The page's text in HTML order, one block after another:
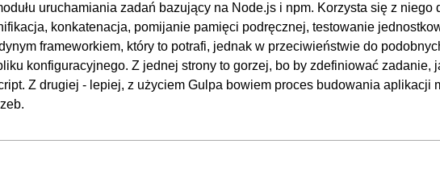
uruchamiania zadań bazujący na Node.js i npm. Korzysta się z niego
konkatenacja, pomijanie pamięci podręcznej, testowanie
frameworkiem, który to potrafi, jednak w przeciwieństwie do
konfiguracyjnego. Z jednej strony to gorzej, bo by zdefiniować zadanie,
Z drugiej - lepiej, z użyciem Gulpa bowiem proces budowania aplikacji